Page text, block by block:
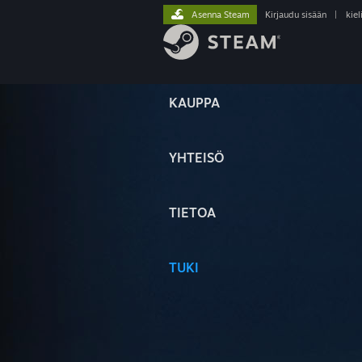
KAUPPA
YHTEISÖ
TIETOA
TUKI
Asenna Steam Kirjaudu sisään kieli